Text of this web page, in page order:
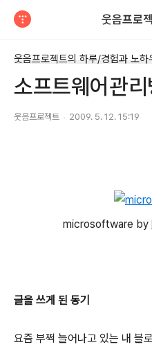
웃음프로
웃음프로젝트의 하루/경험과 노하
소프트웨어관
웃음프로젝트 2009. 5. 12. 15:19
microsoftware by
글을 쓰게 된 동기
요즘 부쩍 늘어나고 있는 내 블